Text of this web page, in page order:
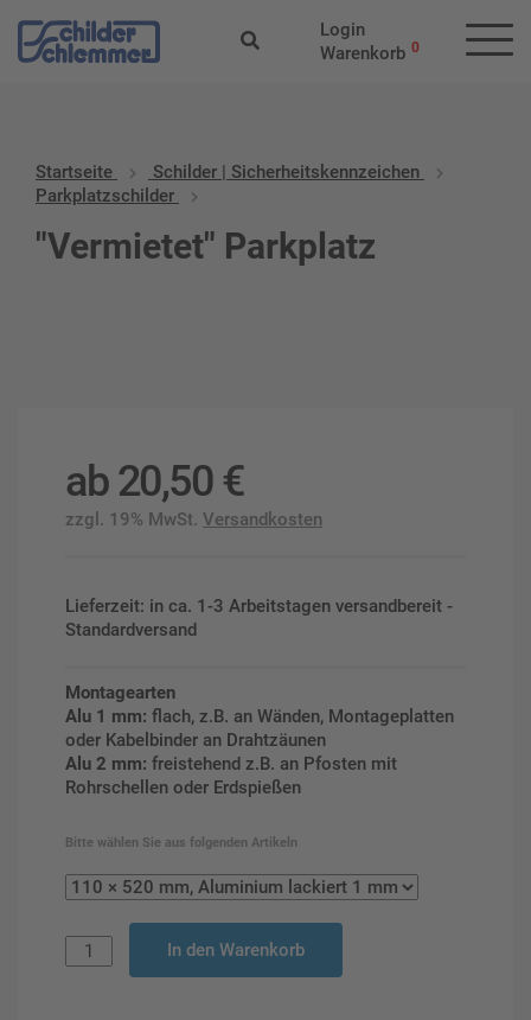
Login
Warenkorb 0
Startseite
Schilder | Sicherheitskennzeichen
Parkplatzschilder
"Vermietet" Parkplatz
ab20,50 €
zzgl. 19% MwSt. Versandkosten
Lieferzeit: in ca. 1-3 Arbeitstagen versandbereit -
Standardversand
Montagearten
Alu 1 mm: flach, z.B. an Wänden, Montageplatten
oder Kabelbinder an Drahtzäunen
Alu 2 mm: freistehend z.B. an Pfosten mit
Rohrschellen oder Erdspießen
Bitte wählen Sie aus folgenden Artikeln
In den Warenkorb